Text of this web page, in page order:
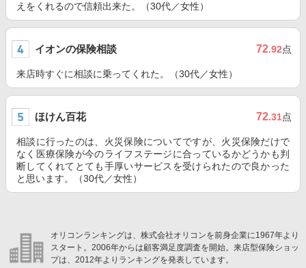
えをくれるので信頼出来た。（30代／女性）
イオンの保険相談 72.92点
来店時すぐに相談に乗ってくれた。（30代／女性）
ほけん百花 72.31点
相談に行ったのは、火災保険についてですが、火災保険だけで
なく医療保険が今のライフステージに合っているかどうかも判
断してくれてとても手厚いサービスを受けられたので良かった
と思います。（30代／女性）
オリコンランキングは、株式会社オリコンを前身企業に1967年より
スタート。2006年からは顧客満足度調査を開始。来店型保険ショッ
プは、2012年よりランキングを発表しています。